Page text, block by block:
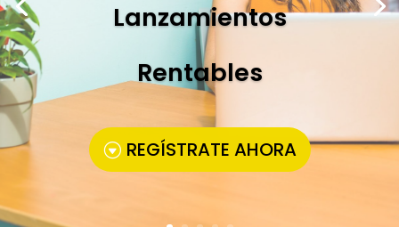
Lanzamientos
Rentables
REGÍSTRATE AHORA